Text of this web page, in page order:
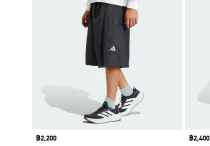
Price
฿2,200
Price
฿2,400